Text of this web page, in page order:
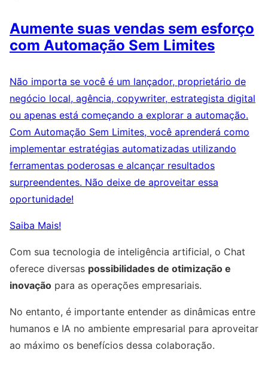
Aumente suas vendas sem esforço
com Automação Sem Limites
Não importa se você é um lançador, proprietário de
negócio local, agência, copywriter, estrategista digital
ou apenas está começando a explorar a automação.
Com Automação Sem Limites, você aprenderá como
implementar estratégias automatizadas utilizando
ferramentas poderosas e alcançar resultados
surpreendentes. Não deixe de aproveitar essa
oportunidade!
Saiba Mais!
Com sua tecnologia de inteligência artificial, o Chat
oferece diversas possibilidades de otimização e
inovação para as operações empresariais.
No entanto, é importante entender as dinâmicas entre
humanos e IA no ambiente empresarial para aproveitar
ao máximo os benefícios dessa colaboração.